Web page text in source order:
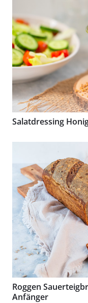
Salatdressing
Roggen
Anfänger